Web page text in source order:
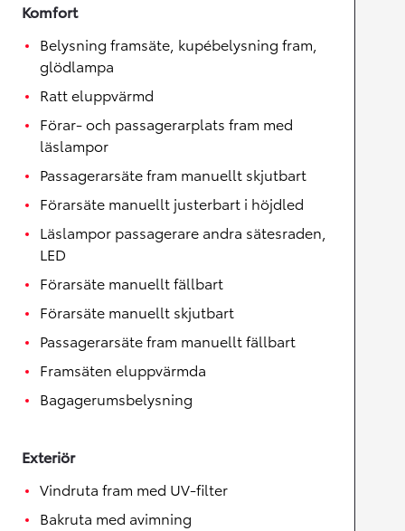
Komfort
Belysning framsäte, kupébelysning fram,
glödlampa
Ratt eluppvärmd
Förar- och passagerarplats fram med
läslampor
Passagerarsäte fram manuellt skjutbart
Förarsäte manuellt justerbart i höjdled
Läslampor passagerare andra sätesraden,
LED
Förarsäte manuellt fällbart
Förarsäte manuellt skjutbart
Passagerarsäte fram manuellt fällbart
Framsäten eluppvärmda
Bagagerumsbelysning
Exteriör
Vindruta fram med UV-filter
Bakruta med avimning